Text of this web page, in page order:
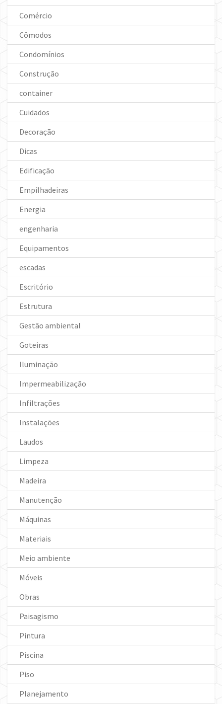
Comércio
Cômodos
Condomínios
Construção
container
Cuidados
Decoração
Dicas
Edificação
Empilhadeiras
Energia
engenharia
Equipamentos
escadas
Escritório
Estrutura
Gestão ambiental
Goteiras
Iluminação
Impermeabilização
Infiltrações
Instalações
Laudos
Limpeza
Madeira
Manutenção
Máquinas
Materiais
Meio ambiente
Móveis
Obras
Paisagismo
Pintura
Piscina
Piso
Planejamento